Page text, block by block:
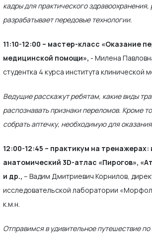
кадры для практического здравоохранения,
разрабатывает передовые технологии.
11:10-12:00 – мастер-класс «Оказание
медицинской помощи», - Милена
студентка 4 курса института клинической
Ведущие расскажут ребятам, какие виды
распознавать признаки переломов. Кроме
собрать аптечку, необходимую для
12:00-12:45 – практикум на
анатомический 3D-атлас «Пирогов»,
и др., – Вадим Дмитриевич Корнилов,
исследовательской лаборатории
к.м.н.
Отправимся в удивительное путешествие